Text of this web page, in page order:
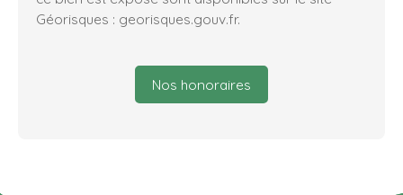
Géorisques : georisques.gouv.fr.
Nos honoraires